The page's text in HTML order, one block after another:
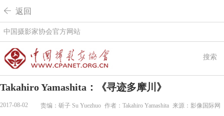
 返回
中国摄影家协会官方网站
搜索
Takahiro Yamashita：《寻迹多摩川》
2017-08-02 来源：影像国际网
作者：Takahiro Yamashita
责编：斫子 Su Yuezhuo